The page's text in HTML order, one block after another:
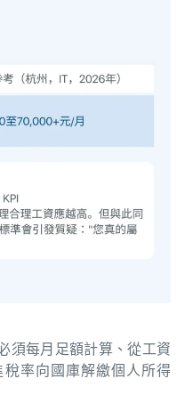
須每月足額計算、從工資
率向國庫解繳個人所得